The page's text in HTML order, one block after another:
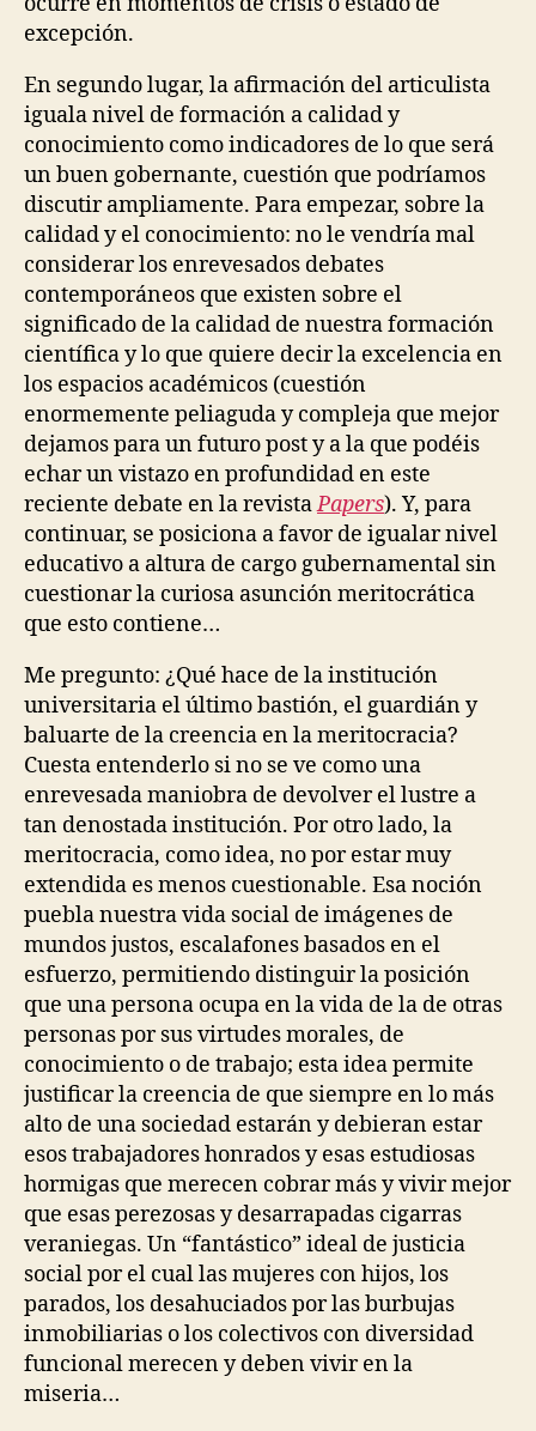
excepción.
En segundo lugar, la afirmación del articulista
iguala nivel de formación a calidad y
conocimiento como indicadores de lo que será
un buen gobernante, cuestión que podríamos
discutir ampliamente. Para empezar, sobre la
calidad y el conocimiento: no le vendría mal
considerar los enrevesados debates
contemporáneos que existen sobre el
significado de la calidad de nuestra formación
científica y lo que quiere decir la excelencia en
los espacios académicos (cuestión
enormemente peliaguda y compleja que mejor
dejamos para un futuro post y a la que podéis
echar un vistazo en profundidad en este
reciente debate en la revistaPapers). Y, para
continuar, se posiciona a favor de igualar nivel
educativo a altura de cargo gubernamental sin
cuestionar la curiosa asunción meritocrática
que esto contiene…
Me pregunto: ¿Qué hace de la institución
universitaria el último bastión, el guardián y
baluarte de la creencia en la meritocracia?
Cuesta entenderlo si no se ve como una
enrevesada maniobra de devolver el lustre a
tan denostada institución. Por otro lado, la
meritocracia, como idea, no por estar muy
extendida es menos cuestionable. Esa noción
puebla nuestra vida social de imágenes de
mundos justos, escalafones basados en el
esfuerzo, permitiendo distinguir la posición
que una persona ocupa en la vida de la de otras
personas por sus virtudes morales, de
conocimiento o de trabajo; esta idea permite
justificar la creencia de que siempre en lo más
alto de una sociedad estarán y debieran estar
esos trabajadores honrados y esas estudiosas
hormigas que merecen cobrar más y vivir mejor
que esas perezosas y desarrapadas cigarras
veraniegas. Un “fantástico” ideal de justicia
social por el cual las mujeres con hijos, los
parados, los desahuciados por las burbujas
inmobiliarias o los colectivos con diversidad
funcional merecen y deben vivir en la
miseria…